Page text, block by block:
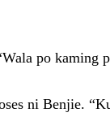
po kaming
ni Benjie.